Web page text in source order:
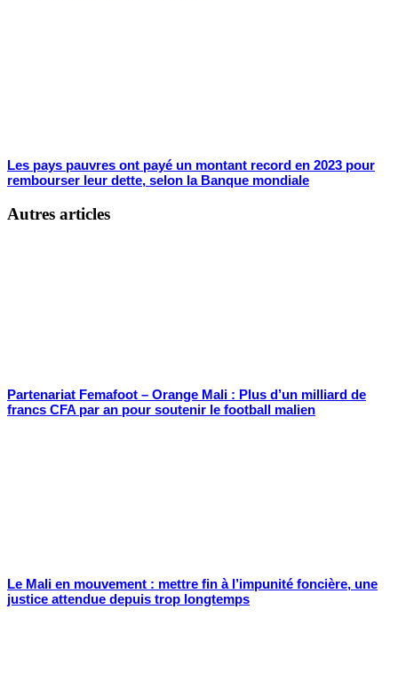
Les pays pauvres ont payé un montant record en 2023 pour
rembourser leur dette, selon la Banque mondiale
Autres articles
Partenariat Femafoot – Orange Mali : Plus d’un milliard de
francs CFA par an pour soutenir le football malien
Le Mali en mouvement : mettre fin à l’impunité foncière, une
justice attendue depuis trop longtemps